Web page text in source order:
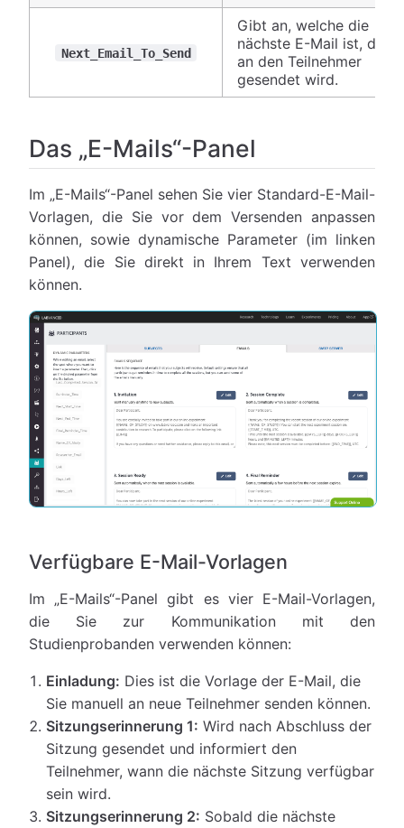
Next_Email_To_Send
Gibt an, welche die
nächste E-Mail ist, die
an den Teilnehmer
gesendet wird.
Das „E-Mails“-Panel
Im „E-Mails“-Panel sehen Sie vier Standard-E-Mail-
Vorlagen, die Sie vor dem Versenden anpassen
können, sowie dynamische Parameter (im linken
Panel), die Sie direkt in Ihrem Text verwenden
können.
Verfügbare E-Mail-Vorlagen
Im „E-Mails“-Panel gibt es vier E-Mail-Vorlagen,
die Sie zur Kommunikation mit den
Studienprobanden verwenden können:
Einladung: Dies ist die Vorlage der E-Mail, die
Sie manuell an neue Teilnehmer senden können.
Sitzungserinnerung 1: Wird nach Abschluss der
Sitzung gesendet und informiert den
Teilnehmer, wann die nächste Sitzung verfügbar
sein wird.
Sitzungserinnerung 2: Sobald die nächste